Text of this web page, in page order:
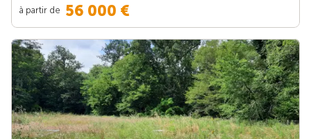
à partir de 56 000 €